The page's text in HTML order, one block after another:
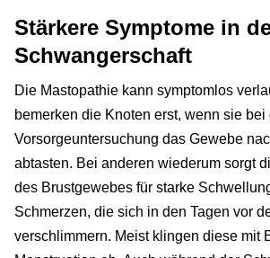
Stärkere Symptome in
Schwangerschaft
Die Mastopathie kann symptomlos
bemerken die Knoten erst, wenn sie
Vorsorgeuntersuchung das Gewebe
abtasten. Bei anderen wiederum sorgt
des Brustgewebes für starke
Schmerzen, die sich in den Tagen vor
verschlimmern. Meist klingen diese mit